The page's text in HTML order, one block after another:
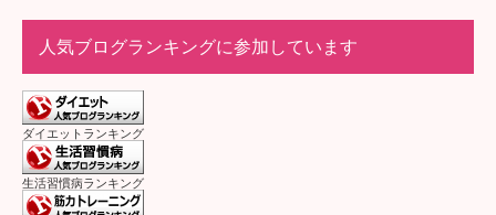
人気ブログランキングに参加しています
ダイエットランキング
生活習慣病ランキング